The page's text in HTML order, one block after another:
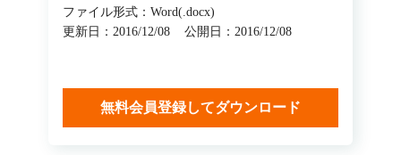
ファイル形式：Word(.docx)
更新日：2016/12/08
公開日：2016/12/08
無料会員登録してダウンロード